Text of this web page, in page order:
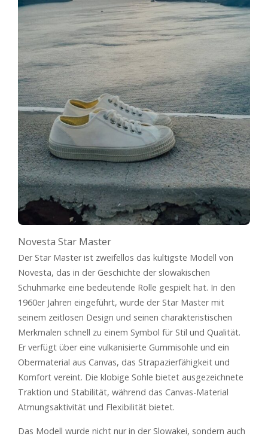
Novesta Star Master
Der Star Master ist zweifellos das kultigste Modell von
Novesta, das in der Geschichte der slowakischen
Schuhmarke eine bedeutende Rolle gespielt hat. In den
1960er Jahren eingeführt, wurde der Star Master mit
seinem zeitlosen Design und seinen charakteristischen
Merkmalen schnell zu einem Symbol für Stil und Qualität.
Er verfügt über eine vulkanisierte Gummisohle und ein
Obermaterial aus Canvas, das Strapazierfähigkeit und
Komfort vereint. Die klobige Sohle bietet ausgezeichnete
Traktion und Stabilität, während das Canvas-Material
Atmungsaktivität und Flexibilität bietet.
Das Modell wurde nicht nur in der Slowakei, sondern auch